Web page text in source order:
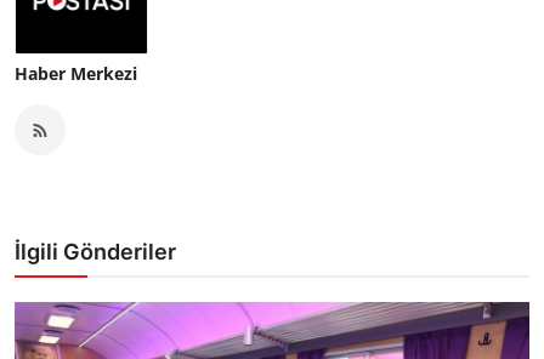
Haber Merkezi
İlgili Gönderiler